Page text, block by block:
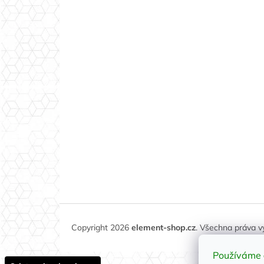
Copyright 2026 element-shop.cz. Všechna práva